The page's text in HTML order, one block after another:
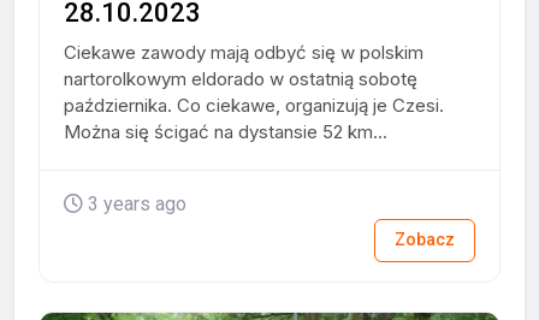
28.10.2023
Ciekawe zawody mają odbyć się w polskim
nartorolkowym eldorado w ostatnią sobotę
października. Co ciekawe, organizują je Czesi.
Można się ścigać na dystansie 52 km...
3 years ago
Zobacz